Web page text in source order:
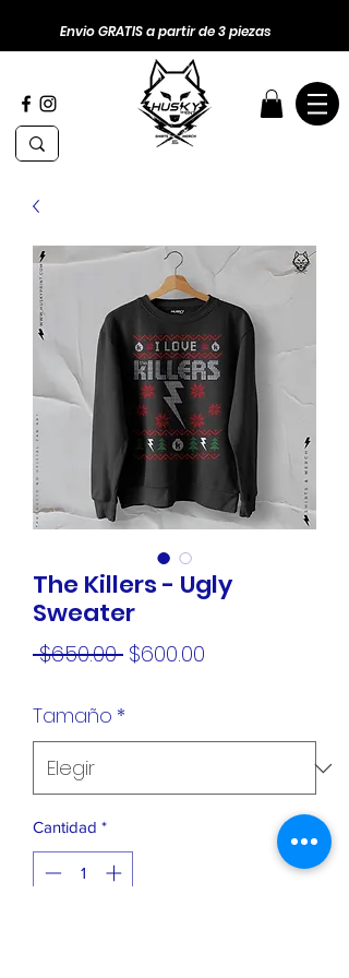
Envio GRATIS a partir de 3 piezas
The Killers - Ugly
Sweater
$650.00 Precio
$600.00
Tamaño *
Cantidad *